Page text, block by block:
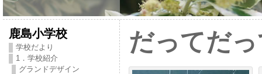
鹿島小学校
学校だより
1．学校紹介
グランドデザイン
だってだ